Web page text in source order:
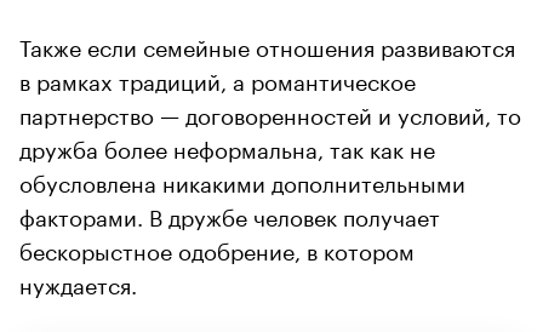
Также если семейные отношения развиваются
в рамках традиций, а романтическое
партнерство — договоренностей и условий, то
дружба более неформальна, так как не
обусловлена никакими дополнительными
факторами. В дружбе человек получает
бескорыстное одобрение, в котором
нуждается.